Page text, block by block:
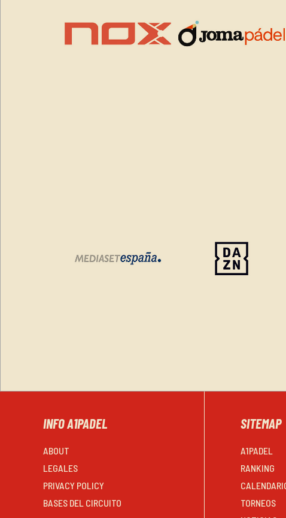
INFO A1PADEL
ABOUT
LEGALES
PRIVACY POLICY
BASES DEL CIRCUITO
SITEMAP
A1PADEL
RANKING
TORNEOS